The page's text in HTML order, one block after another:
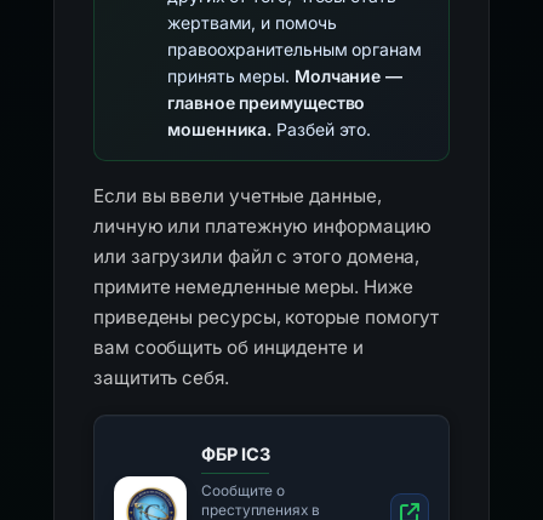
жертвами, и помочь
правоохранительным органам
принять меры. Молчание —
главное преимущество
мошенника. Разбей это.
Если вы ввели учетные данные,
личную или платежную информацию
или загрузили файл с этого домена,
примите немедленные меры. Ниже
приведены ресурсы, которые помогут
вам сообщить об инциденте и
защитить себя.
ФБР IC3
Сообщите о
преступлениях в